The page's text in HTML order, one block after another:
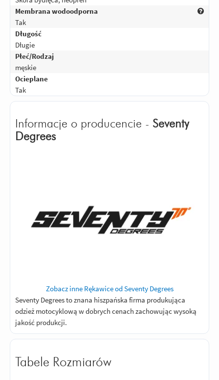
Membrana wodoodporna
Tak
Długość
Długie
Płeć/Rodzaj
męskie
Ocieplane
Tak
Informacje o producencie - Seventy
Degrees
Zobacz inne Rękawice od Seventy Degrees
Seventy Degrees to znana hiszpańska firma produkująca
odzież motocyklową w dobrych cenach zachowując wysoką
jakość produkcji.
Tabele Rozmiarów